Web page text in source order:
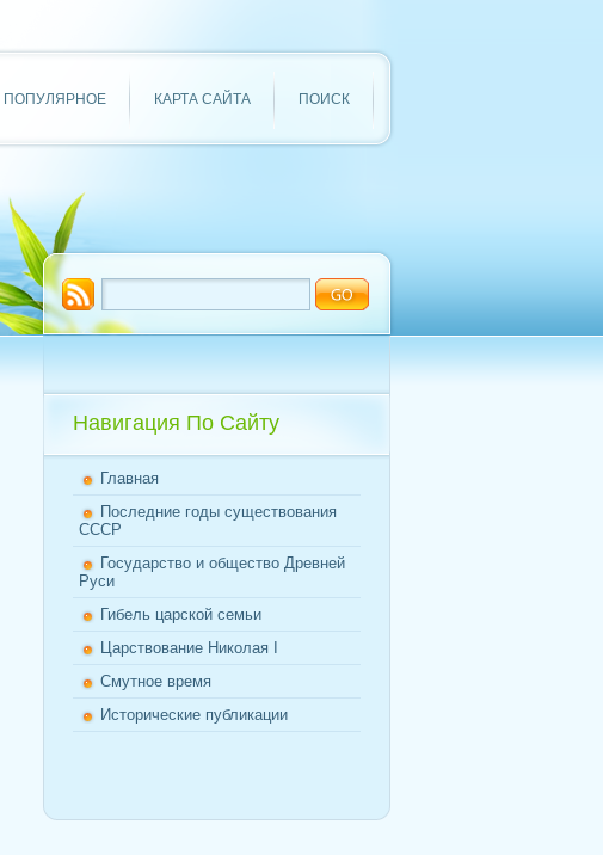
ПОПУЛЯРНОЕ КАРТА САЙТА ПОИСК
Навигация По Сайту
Главная
Последние годы существования
СССР
Государство и общество Древней
Руси
Гибель царской семьи
Царствование Николая I
Смутное время
Исторические публикации